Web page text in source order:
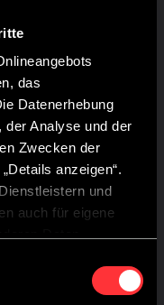
das
Datenerhebung
Analyse und der
Zwecken der
anzeigen“.
und
auch für eigene
zulassen“
unter, was
oder SUP.